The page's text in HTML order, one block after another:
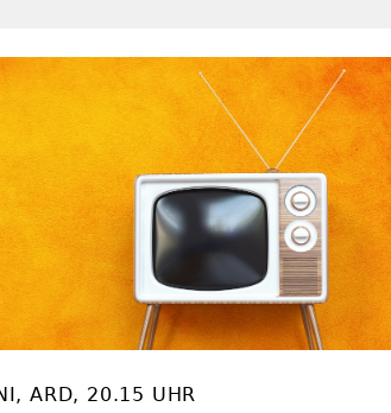
ARD, 20.15 UHR